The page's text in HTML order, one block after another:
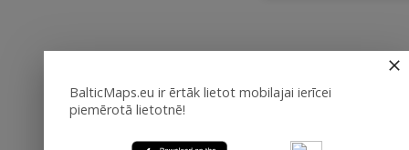
BalticMaps.eu ir ērtāk lietot mobilajai ierīcei
piemērotā lietotnē!